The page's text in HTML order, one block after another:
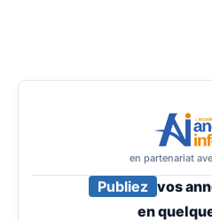
en partenariat
Publiez vos
en